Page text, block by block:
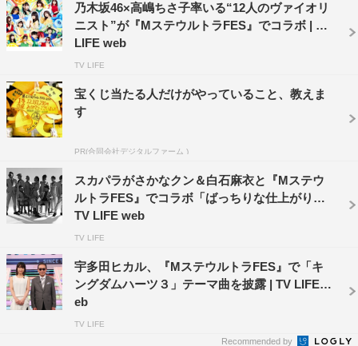
乃木坂46×高嶋ちさ子率いる“12人のヴァイオリ
ニスト”が『MステウルトラFES』でコラボ | TV
LIFE web
TV LIFE
宝くじ当たる人だけがやっていること、教えま
す
PR(合同会社デジタルファーム )
スカパラがさかなクン＆白石麻衣と『Mステウ
ルトラFES』でコラボ「ばっちりな仕上がり」 |
TV LIFE web
TV LIFE
宇多田ヒカル、『MステウルトラFES』で「キ
ングダムハーツ３」テーマ曲を披露 | TV LIFE w
eb
TV LIFE
Recommended by